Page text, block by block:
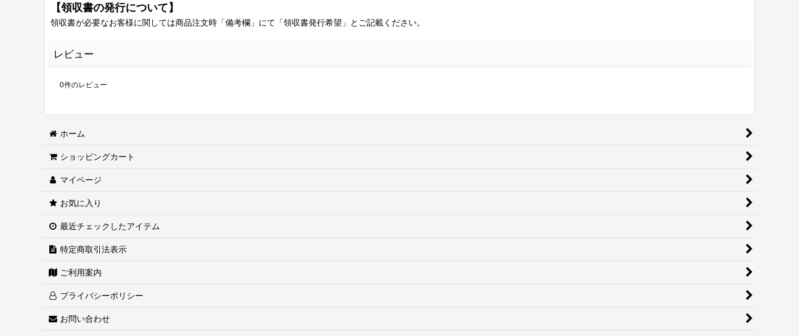
【領収書の発行について】
領収書が必要なお客様に関しては商品注文時「備考欄」にて「領収書発行希望」とご記載ください。
レビュー
0件のレビュー
ホーム
ショッピングカート
マイページ
お気に入り
最近チェックしたアイテム
特定商取引法表示
ご利用案内
プライバシーポリシー
お問い合わせ